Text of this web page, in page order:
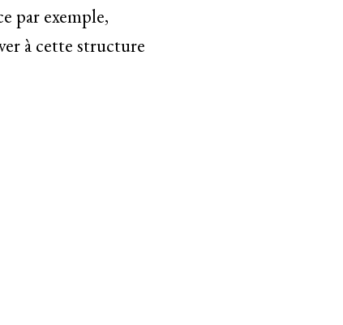
par exemple,
à cette structure